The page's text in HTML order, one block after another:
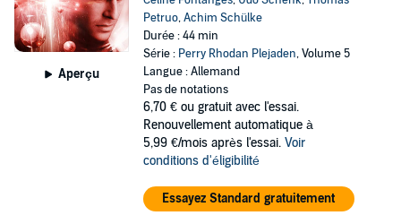
Aperçu
Petruo,Achim Schülke
Durée : 44 min
Série : Perry Rhodan Plejaden, Volume 5
Langue : Allemand
Pas de notations
6,70 € ou gratuit avec l'essai.
Renouvellement automatique à
5,99 €/mois après l'essai. Voir
conditions d'éligibilité
Essayez Standard gratuitement